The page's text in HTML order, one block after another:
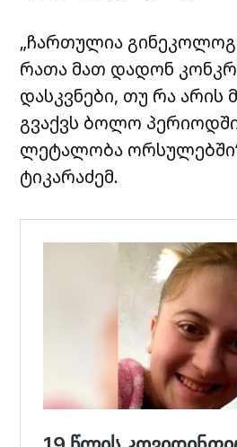
„ჩართულია
რათა მათ დადონ
დასკვნები, თუ რა არის
გვაქვს ბოლო
ლეტალობა
ტიკარაძემ.